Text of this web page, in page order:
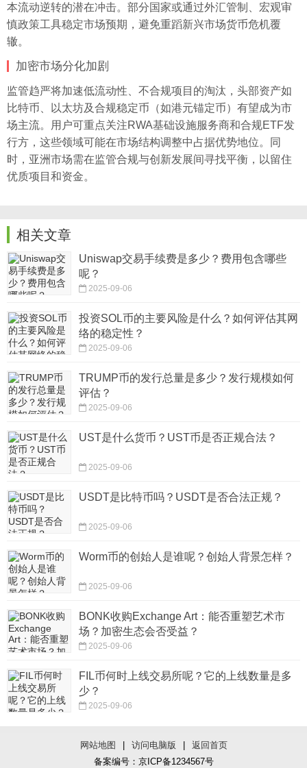
本流动逆转的潜在冲击。部分国家或通过外汇管制、宏观审
慎政策工具稳定市场预期，避免重蹈新兴市场货币危机覆
辙。
加密市场分化加剧
监管趋严将加速低流动性、不合规项目的淘汰，头部资产如
比特币、以太坊及合规稳定币（如港元锚定币）有望成为市
场主流。用户可重点关注RWA基础设施服务商和合规ETF发
行方，这些领域可能在市场结构调整中占据优势地位。同
时，亚洲市场需在监管合规与创新发展间寻找平衡，以留住
优质项目和资金。
相关文章
Uniswap交易手续费是多少？费用包含哪些
呢？
2025-09-06
投资SOL币的主要风险是什么？如何评估其网
络的稳定性？
2025-09-06
TRUMP币的发行总量是多少？发行规模如何
评估？
2025-09-06
UST是什么货币？UST币是否正规合法？
2025-09-06
USDT是比特币吗？USDT是否合法正规？
2025-09-06
Worm币的创始人是谁呢？创始人背景怎样？
2025-09-06
BONK收购Exchange Art：能否重塑艺术市
场？加密生态会否受益？
2025-09-06
FIL币何时上线交易所呢？它的上线数量是多
少？
2025-09-06
网站地图 | 访问电脑版 |
返回首页
备案编号：京ICP备1234567号